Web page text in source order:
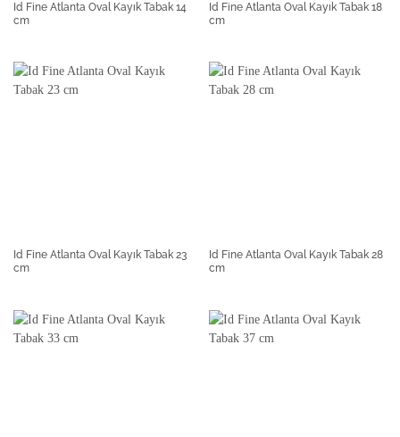
Id Fine Atlanta Oval Kayık Tabak 14
cm
Id Fine Atlanta Oval Kayık Tabak 18
cm
Id Fine Atlanta Oval Kayık Tabak 23
cm
Id Fine Atlanta Oval Kayık Tabak 28
cm